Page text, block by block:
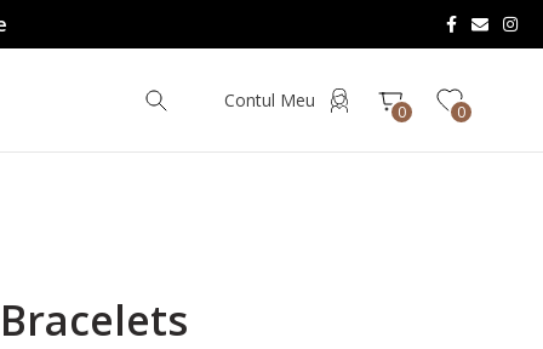
Contul Meu
0 0